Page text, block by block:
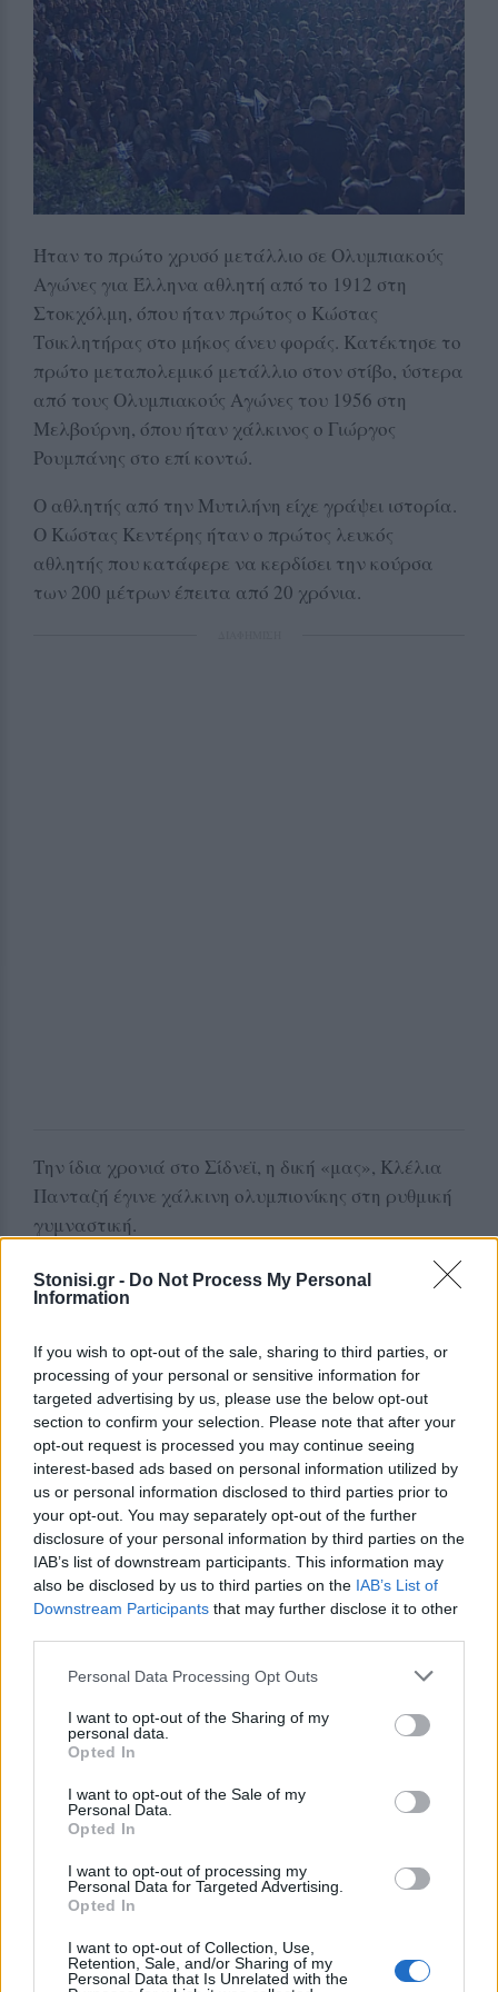
Stonisi.gr - Do Not Process My Personal
Information
If you wish to opt-out of the sale, sharing to third parties, or
processing of your personal or sensitive information for
targeted advertising by us, please use the below opt-out
section to confirm your selection. Please note that after your
opt-out request is processed you may continue seeing
interest-based ads based on personal information utilized by
us or personal information disclosed to third parties prior to
your opt-out. You may separately opt-out of the further
disclosure of your personal information by third parties on the
IAB’s list of downstream participants. This information may
also be disclosed by us to third parties on the IAB’s List of
Downstream Participants that may further disclose it to other
Personal Data Processing Opt Outs
I want to opt-out of the Sharing of my
personal data.
Opted In
I want to opt-out of the Sale of my
Personal Data.
Opted In
I want to opt-out of processing my
Personal Data for Targeted Advertising.
Opted In
I want to opt-out of Collection, Use,
Retention, Sale, and/or Sharing of my
Personal Data that Is Unrelated with the
Ήταν το πρώτο χρυσό μετάλλιο σε Ολυμπιακούς
Αγώνες για Έλληνα αθλητή από το 1912 στη
Στοκχόλμη, όπου ήταν πρώτος ο Κώστας
Τσικλητήρας στο μήκος άνευ φοράς. Κατέκτησε το
πρώτο μεταπολεμικό μετάλλιο στον στίβο, ύστερα
από τους Ολυμπιακούς Αγώνες του 1956 στη
Μελβούρνη, όπου ήταν χάλκινος ο Γιώργος
Ρουμπάνης στο επί κοντώ.
Ο αθλητής από την Μυτιλήνη είχε γράψει ιστορία.
Ο Κώστας Κεντέρης ήταν ο πρώτος λευκός
αθλητής που κατάφερε να κερδίσει την κούρσα
των 200 μέτρων έπειτα από 20 χρόνια.
Την ίδια χρονιά στο Σίδνεϊ, η δική «μας», Κλέλια
Πανταζή έγινε χάλκινη ολυμπιονίκης στη ρυθμική
γυμναστική.
Δείτε περισσότερα άρθρα μας στα αποτελέσματα
αναζήτησης
Add stonisi.gr on Google ↗
ΣΤΗΝ ΙΔΙΑ ΚΑΤΗΓΟΡΙΑ
Ολοκληρώθηκε η πλακόστρωση
στο Μεγαλοχώρι
Η παρέμβαση στην οδό Σοφού
αναφέρει ο δήμαρχος Μυτιλήνης
Παναγιώτης Χριστόφας
ΔΡΑΣΕΙΣ